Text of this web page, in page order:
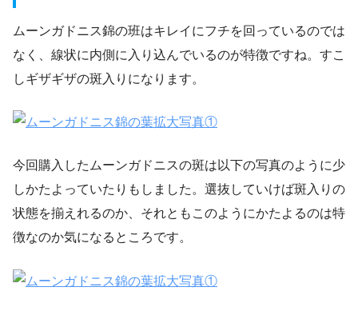
ムーンガドニス錦の班はキレイにフチを回っているのでは
なく、線状に内側に入り込んでいるのが特徴ですね。すこ
しギザギザの斑入りになります。
今回購入したムーンガドニスの斑は以下の写真のように少
しかたよっていたりもしました。選抜していけば斑入りの
状態を揃えれるのか、それともこのようにかたよるのは特
徴なのか気になるところです。